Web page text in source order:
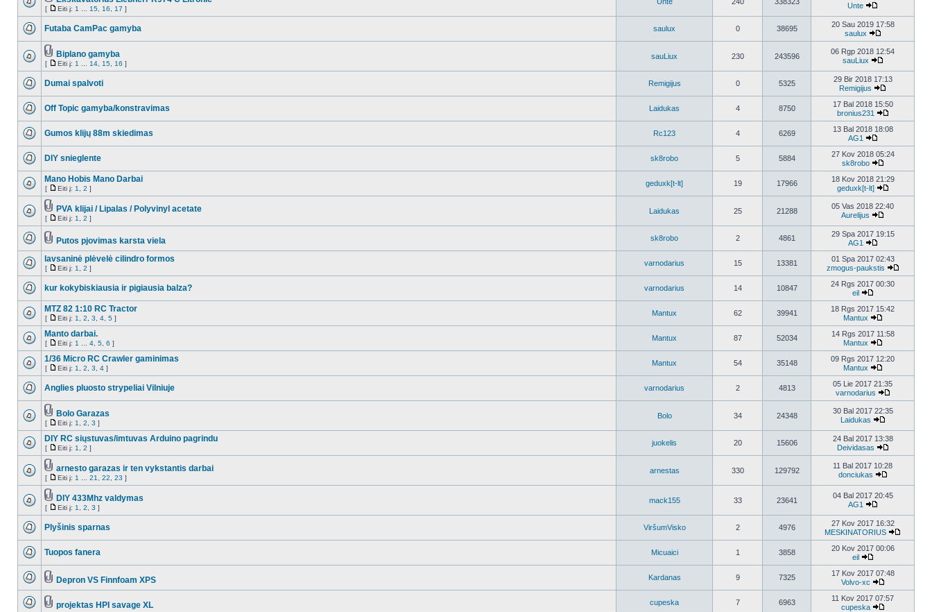
[ Eiti į: 1 15 16 17 ]
Unte
Futaba CamPac gamyba saulux 0 38695
20 Sau 2019 17:58
saulux
Biplano gamyba
[ Eiti į: 1 14 15 16 ]
sauLiux 230 243596
06 Rgp 2018 12:54
sauLiux
Dumai spalvoti Remigijus 0 5325
29 Bir 2018 17:13
Remigijus
Off Topic gamyba/konstravimas Laidukas 4 8750
17 Bal 2018 15:50
bronius231
Gumos klijų 88m skiedimas Rc123 4 6269
13 Bal 2018 18:08
AG1
DIY snieglente sk8robo 5 5884
27 Kov 2018 05:24
sk8robo
Mano Hobis Mano Darbai
[ Eiti į: 1 2 ]
geduxk[t-lt] 19 17966
18 Kov 2018 21:29
geduxk[t-lt]
PVA klijai / Lipalas / Polyvinyl acetate
[ Eiti į: 1 2 ]
Laidukas 25 21288
05 Vas 2018 22:40
Aurelijus
Putos pjovimas karsta viela sk8robo 2 4861
29 Spa 2017 19:15
AG1
lavsaninė plėvelė cilindro formos
[ Eiti į: 1 2 ]
varnodarius 15 13381
01 Spa 2017 02:43
zmogus-paukstis
kur kokybiskiausia ir pigiausia balza? varnodarius 14 10847
24 Rgs 2017 00:30
eil
MTZ 82 1:10 RC Tractor
[ Eiti į: 1 2 3 4 5 ]
Mantux 62 39941
18 Rgs 2017 15:42
Mantux
Manto darbai.
[ Eiti į: 1 4 5 6 ]
Mantux 87 52034
14 Rgs 2017 11:58
Mantux
1/36 Micro RC Crawler gaminimas
[ Eiti į: 1 2 3 4 ]
Mantux 54 35148
09 Rgs 2017 12:20
Mantux
Anglies pluosto strypeliai Vilniuje varnodarius 2 4813
05 Lie 2017 21:35
varnodarius
Bolo Garazas
[ Eiti į: 1 2 3 ]
Bolo 34 24348
30 Bal 2017 22:35
Laidukas
DIY RC siųstuvas/imtuvas Arduino pagrindu
[ Eiti į: 1 2 ]
juokelis 20 15606
24 Bal 2017 13:38
Deividasas
arnesto garazas ir ten vykstantis darbai
[ Eiti į: 1 21 22 23 ]
arnestas 330 129792
11 Bal 2017 10:28
donciukas
DIY 433Mhz valdymas
[ Eiti į: 1 2 3 ]
mack155 33 23641
04 Bal 2017 20:45
AG1
Plyšinis sparnas ViršumVisko 2 4976
27 Kov 2017 16:32
MESKINATORIUS
Tuopos fanera Micuaici 1 3858
20 Kov 2017 00:06
eil
Depron VS Finnfoam XPS Kardanas 9 7325
17 Kov 2017 07:48
Volvo-xc
projektas HPI savage XL cupeska 7 6963
11 Kov 2017 07:57
cupeska